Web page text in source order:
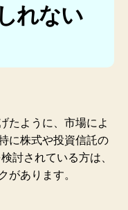
れない
たように、市場によ
に株式や投資信託の
討されている方は、
があります。